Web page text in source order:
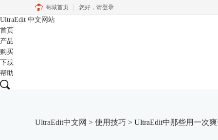
商城首页 您好， 请登录
UltraEdit 中文网站
首页
产品
购买
下载
帮助
UltraEdit中文网 > 使用技巧 > UltraEdit中那些用一次